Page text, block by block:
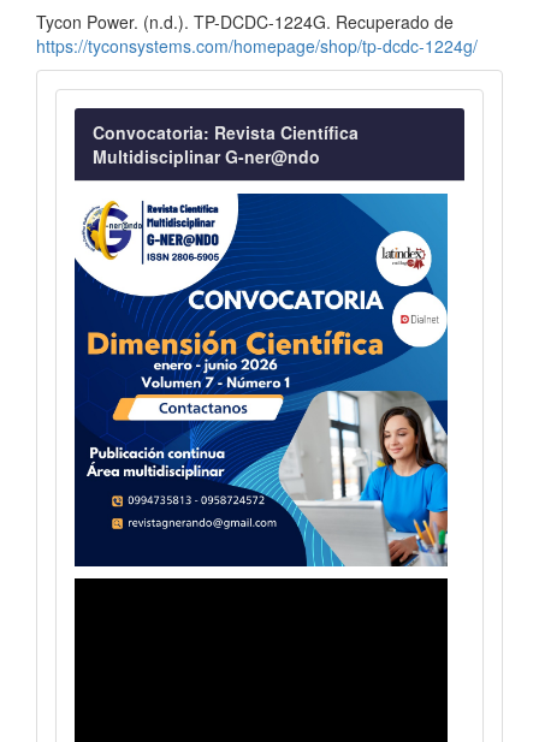
Tycon Power. (n.d.). TP-DCDC-1224G. Recuperado de
https://tyconsystems.com/homepage/shop/tp-dcdc-1224g/
Convocatoria
Convocatoria: Revista Científica
Multidisciplinar G-ner@ndo